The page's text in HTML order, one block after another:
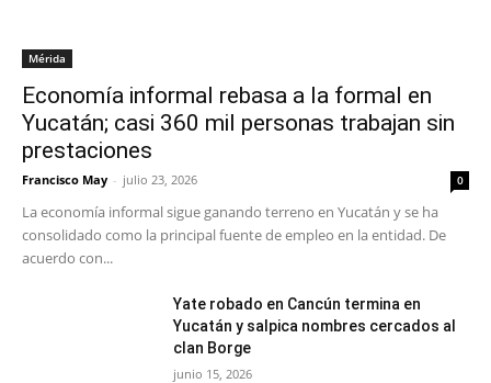
Mérida
Economía informal rebasa a la formal en
Yucatán; casi 360 mil personas trabajan sin
prestaciones
Francisco May - julio 23, 2026 0
La economía informal sigue ganando terreno en Yucatán y se ha
consolidado como la principal fuente de empleo en la entidad. De
acuerdo con...
Yate robado en Cancún termina en
Yucatán y salpica nombres cercados al
clan Borge
junio 15, 2026